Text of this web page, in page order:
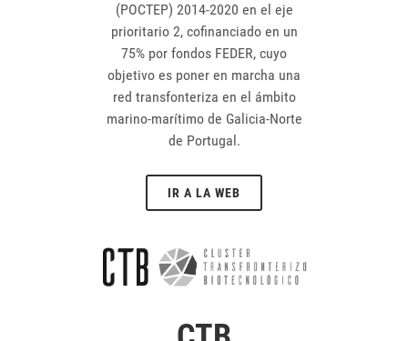
(POCTEP) 2014-2020 en el eje
prioritario 2, cofinanciado en un
75% por fondos FEDER, cuyo
objetivo es poner en marcha una
red transfonteriza en el ámbito
marino-marítimo de Galicia-Norte
de Portugal.
IR A LA WEB